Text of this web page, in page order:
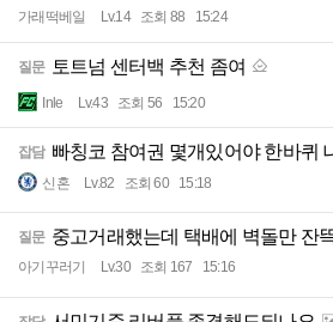
가래떡베일 Lv.14 조회 88 15:24
질문 토트넘 센터백 추천 좀여
Inle Lv.43 조회 56 15:20
잡담 빠칭코 참여권 몇개있어야 한바퀴
신혼 Lv.82 조회 60 15:18
질문 중고거래했는데 택배에 벽돌만 잔
아기꾸러기 Lv.30 조회 167 15:16